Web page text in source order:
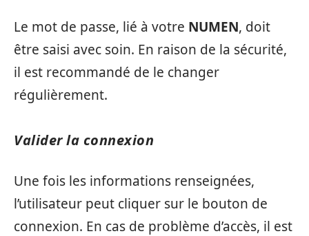
Le mot de passe, lié à votre NUMEN, doit
être saisi avec soin. En raison de la sécurité,
il est recommandé de le changer
régulièrement.
Valider la connexion
Une fois les informations renseignées,
l’utilisateur peut cliquer sur le bouton de
connexion. En cas de problème d’accès, il est